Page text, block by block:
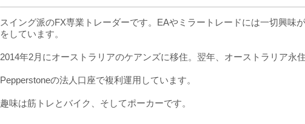
スイング派のFX専業トレーダーです。EAやミラートレードには一切興味
をしています。
2014年2月にオーストラリアのケアンズに移住。翌年、オーストラリア永住
Pepperstoneの法人口座で複利運用しています。
趣味は筋トレとバイク、そしてポーカーです。